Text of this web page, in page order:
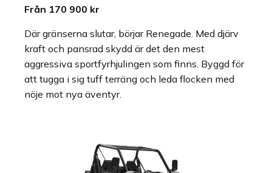
Från 170 900 kr
Där gränserna slutar, börjar Renegade. Med djärv
kraft och pansrad skydd är det den mest
aggressiva sportfyrhjulingen som finns. Byggd för
att tugga i sig tuff terräng och leda flocken med
nöje mot nya äventyr.